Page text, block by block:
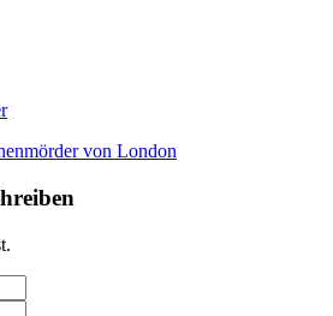
von London